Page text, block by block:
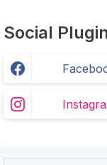
Social Plugin